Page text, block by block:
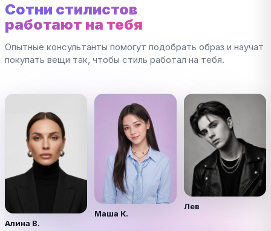
Сотни стилистов
работают на тебя
Опытные консультанты помогут подобрать образ и научат
покупать вещи так, чтобы стиль работал на тебя.
Алина В.
Маша К.
Лев